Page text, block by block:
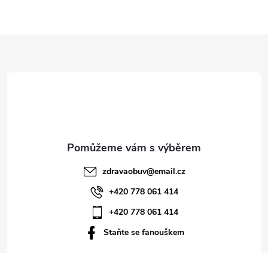
zdravaobuv@email.cz
+420 778 061 414
+420 778 061 414
Staňte se fanouškem